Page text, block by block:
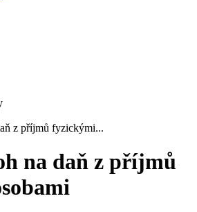
z příjmů fyzickými...
na daň z příjmů